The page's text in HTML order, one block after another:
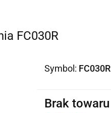
FC030R
Symbol: FC030R
Brak towaru